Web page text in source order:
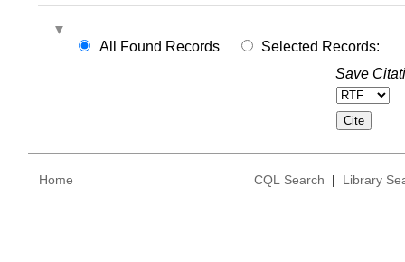
All Found Records
Selected Records:
Save
Home CQL Search | Library